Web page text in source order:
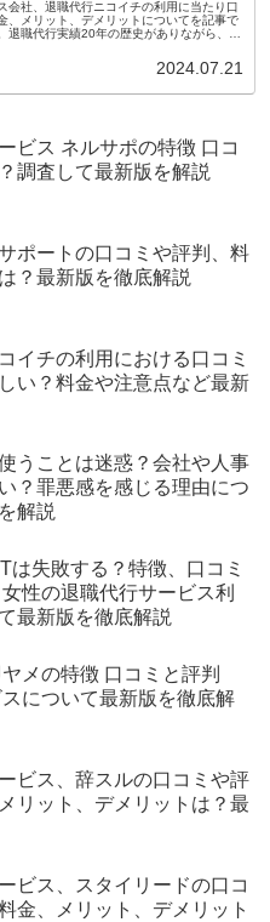
会社、退職代行ニコイチの利用に当たり口
、メリット、デメリットについてを記事で
退職代行実績20年の歴史がありながら、退
職を成功させたい方にはとてもおすすめに
2024.07.21
ビス ネルサポの特徴 口コ
調査して最新版を解説
ポートの口コミや評判、料
？最新版を徹底解説
イチの利用における口コミ
い？料金や注意点など最新
うことは迷惑？会社や人事
？罪悪感を感じる理由につ
解説
は失敗する？特徴、口コミ
性の退職代行サービス利
最新版を徹底解説
メの特徴 口コミと評判
について最新版を徹底解
ビス、辞スルの口コミや評
リット、デメリットは？最
ビス、スタイリードの口コ
金、メリット、デメリット